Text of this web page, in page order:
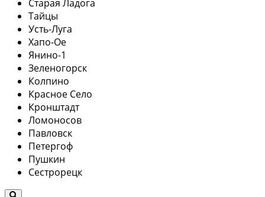
Старая Ладога
Тайцы
Усть-Луга
Хапо-Ое
Янино-1
Зеленогорск
Колпино
Красное Село
Кронштадт
Ломоносов
Павловск
Петергоф
Пушкин
Сестрорецк